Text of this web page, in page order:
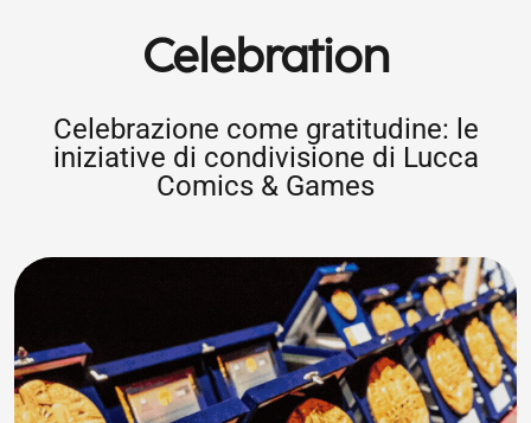
Celebration
Celebrazione come gratitudine: le
iniziative di condivisione di Lucca
Comics & Games